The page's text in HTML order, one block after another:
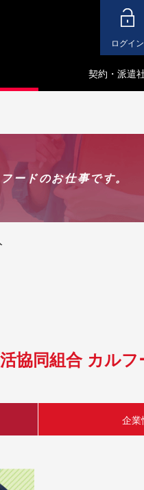
ログイン
契約・派遣
ードのお仕事です。
協同組合 カル
企業